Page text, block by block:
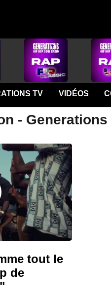
TV VIDÉOS
- Generations
tout le
de